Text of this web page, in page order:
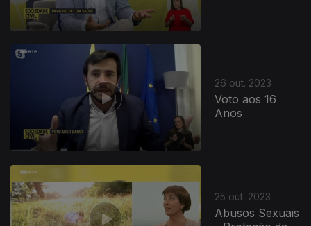
26 out. 2023
Voto aos 16
Anos
25 out. 2023
Abusos Sexuais